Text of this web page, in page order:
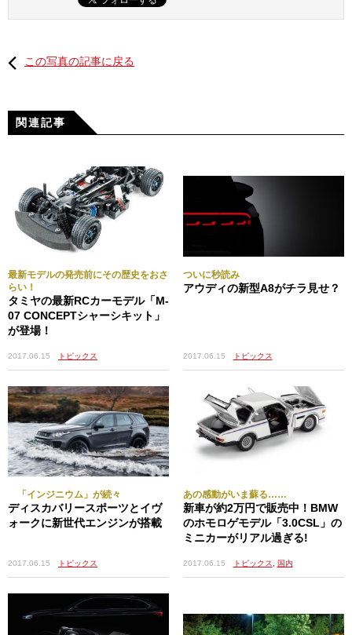
この写真の記事に戻る
関連記事
最新モデルの発売前にその歴史をおさ
らい！
タミヤの最新RCカーモデル「M-
07 CONCEPTシャーシキット」
が登場！
2017.06.15 トピックス
ついに秒読み
アウディの新型A8がチラ見せ？
2017.06.15 トピックス
「インジニウム」が続々
ディスカバリースポーツとイヴ
ォークに新世代エンジンが搭載
2017.06.15 トピックス
あの感動がいま蘇る……
新車が約2万円で販売中！BMW
のホモロゲモデル「3.0CSL」の
ミニカーがリアル過ぎる!
2017.06.15 トピックス 国内